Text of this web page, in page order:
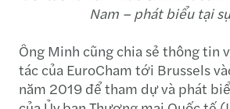
Nam – phát biểu tại
Ông Minh cũng chia sẻ thông tin
tác của EuroCham tới Brussels
năm 2019 để tham dự và phát